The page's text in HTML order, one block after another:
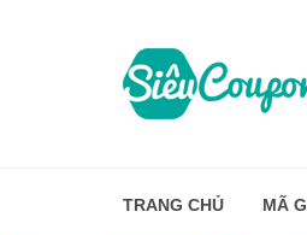
TRANG CHỦ MÃ